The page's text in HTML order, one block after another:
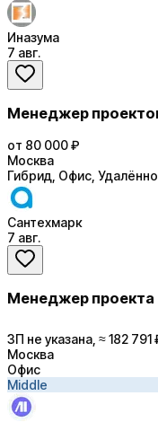
Иназума
7 авг.
Менеджер
от 80 000 ₽
Москва
Гибрид, Офис, Удалённо
Сантехмарк
7 авг.
Менеджер проекта
ЗП не указана, ≈ 182 791
Москва
Офис
Middle